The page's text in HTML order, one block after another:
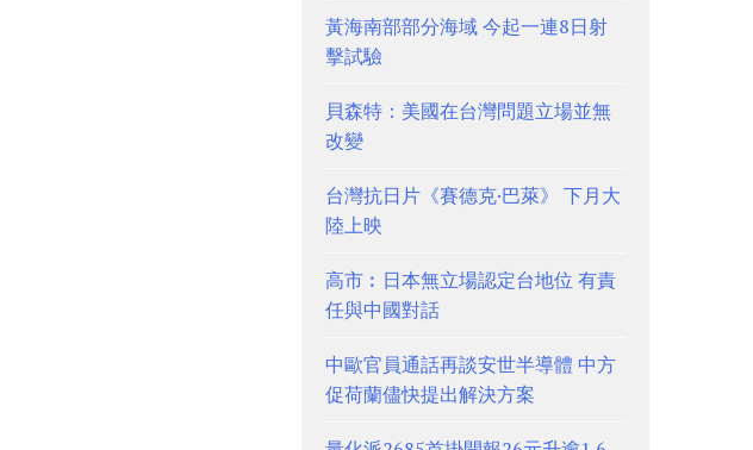
黃海南部部分海域 今起一連8日射
擊試驗
貝森特：美國在台灣問題立場並無
改變
台灣抗日片《賽德克·巴萊》 下月大
陸上映
高市︰日本無立場認定台地位 有責
任與中國對話
中歐官員通話再談安世半導體 中方
促荷蘭儘快提出解決方案